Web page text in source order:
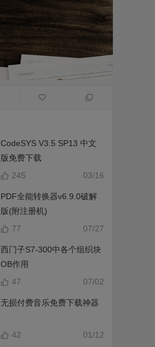
CodeSYS V3.5 SP13 中文
版免费下载
03/16
245
PDF全能转换器v6.9.0破解
版(附注册机)
07/27
77
西门子S7-300中各个组织块
OB作用
07/02
47
无损付费音乐免费下载神器
01/12
42